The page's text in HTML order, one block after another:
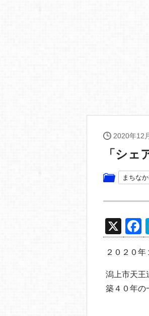
2020年12
「シェ
まちな
X
c
２０２０
潟上市天王
築４０年の